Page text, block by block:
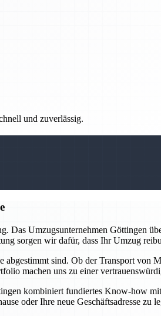
und zuverlässig.
Das Umzugsunternehmen Göttingen
sorgen wir dafür, dass Ihr Umzug
sind. Ob der Transport von
machen uns zu einer
kombiniert fundiertes Know-how
oder Ihre neue Geschäftsadresse